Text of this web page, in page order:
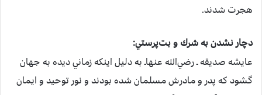
هجرت‌ شدند.
دچار نشدن‌ به‌ شرك‌ و بت‌پرستي‌:
عايشه صديقه‌ ـ رضي‌الله عنهاـ به‌ دليل‌ اينكه‌ زماني‌ ديده‌ به‌ جهان‌
گشود كه‌ پدر و مادرش‌ مسلمان‌ شده‌ بودند و نور توحيد و ايمان‌